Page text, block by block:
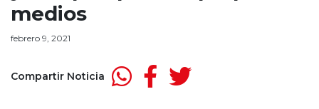
medios
febrero 9, 2021
Compartir Noticia